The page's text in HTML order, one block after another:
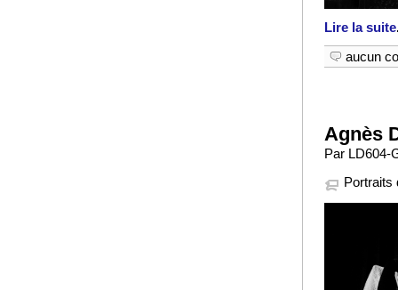
Lire la suite
aucun
Agnès
Par LD604-
Portraits